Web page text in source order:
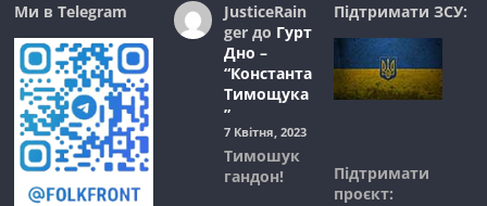
Ми в Telegram
JusticeRain
gerдо Гурт
Дно –
“Константа
Тимощука
”
7 Квітня, 2023
Тимошук
гандон!
Підтримати ЗСУ:
Підтримати
проєкт: